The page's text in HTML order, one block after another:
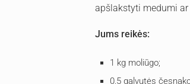
apšlakstyti medumi ar
Jums reikės:
1 kg moliūgo;
0,5 galvutės